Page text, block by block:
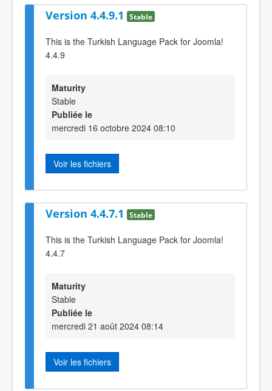
Version 4.4.9.1 Stable
This is the Turkish Language Pack for Joomla!
4.4.9
Maturity
Stable
Publiée le
mercredi 16 octobre 2024 08:10
Voir les fichiers
Version 4.4.7.1 Stable
This is the Turkish Language Pack for Joomla!
4.4.7
Maturity
Stable
Publiée le
mercredi 21 août 2024 08:14
Voir les fichiers